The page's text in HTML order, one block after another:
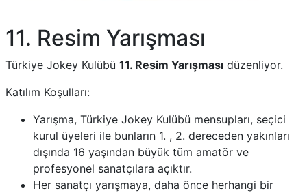
11. Resim Yarışması
Türkiye Jokey Kulübü 11. Resim Yarışması düzenliyor.
Katılım Koşulları:
Yarışma, Türkiye Jokey Kulübü mensupları, seçici
kurul üyeleri ile bunların 1. , 2. dereceden yakınları
dışında 16 yaşından büyük tüm amatör ve
profesyonel sanatçılara açıktır.
Her sanatçı yarışmaya, daha önce herhangi bir